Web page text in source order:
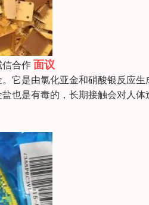
合作面议
它是由氯化亚金和硝酸银反应
也是有毒的，长期接触会对人